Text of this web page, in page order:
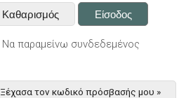
Να παραμείνω συνδεδεμένος
Ξέχασα τον κωδικό πρόσβασής μου »